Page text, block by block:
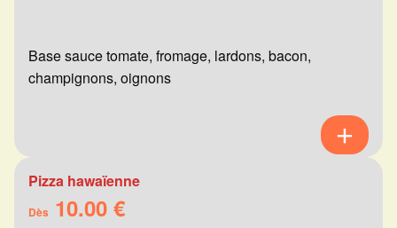
Base sauce tomate, fromage, lardons, bacon,
champignons, oignons
Pizza hawaïenne
Dès 10.00 €